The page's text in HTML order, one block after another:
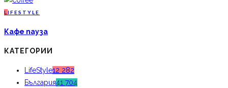
L IFESTYLE
Кафе пауза
КАТЕГОРИИ
LifeStyle12 282
България41 704